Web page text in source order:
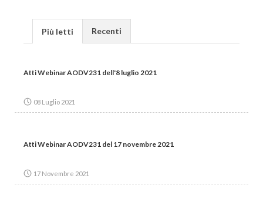
Più letti Recenti
Atti Webinar AODV231 dell'8 luglio 2021
08 Luglio 2021
Atti Webinar AODV231 del 17 novembre 2021
17 Novembre 2021